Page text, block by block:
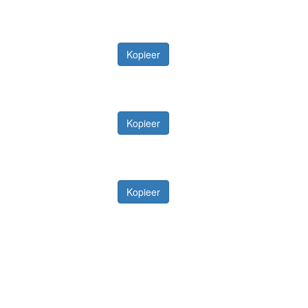
Kopieer
Kopieer
Kopieer